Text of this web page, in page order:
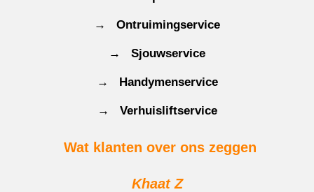
→ Ontruimingservice
→ Sjouwservice
→ Handymenservice
→ Verhuisliftservice
Wat klanten over ons zeggen
Khaat Z